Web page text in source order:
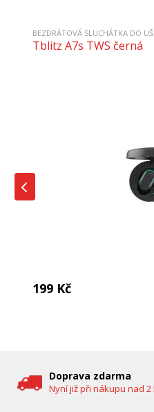
BEZDRÁTOVÁ SLUCHÁTKA DO
Tblitz A7s TWS černá
199 Kč
Doprava zdarma
Nyní již při nákupu nad 2